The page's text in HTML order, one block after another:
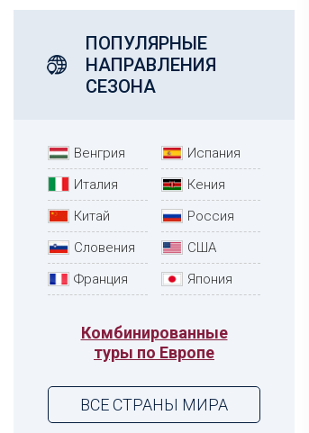
ПОПУЛЯРНЫЕ
НАПРАВЛЕНИЯ
СЕЗОНА
Венгрия
Испания
Италия
Кения
Китай
Россия
Словения
США
Франция
Япония
Комбинированные
туры по Европе
ВСЕ СТРАНЫ МИРА
Пекин – Лоян – Шаолинь – Сиань – Шанхай -